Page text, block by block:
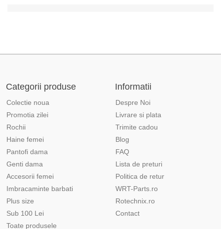
Categorii produse
Colectie noua
Promotia zilei
Rochii
Haine femei
Pantofi dama
Genti dama
Accesorii femei
Imbracaminte barbati
Plus size
Sub 100 Lei
Toate produsele
Informatii
Despre Noi
Livrare si plata
Trimite cadou
Blog
FAQ
Lista de preturi
Politica de retur
WRT-Parts.ro
Rotechnix.ro
Contact